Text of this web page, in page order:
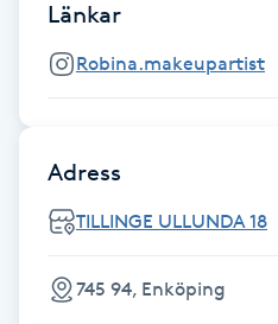
Fotsvamp
Fransborttagning
Fransfärgning
Länkar
Robina.makeupartist
Adress
TILLINGE ULLUNDA 18
745 94, Enköping